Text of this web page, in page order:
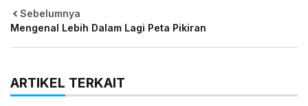
Sebelumnya
Mengenal Lebih Dalam Lagi Peta Pikiran
ARTIKEL TERKAIT